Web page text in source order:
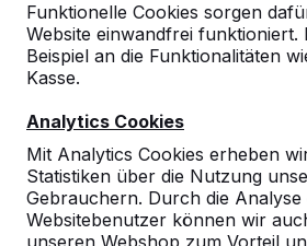
Funktionelle Cookies sorgen
Website einwandfrei funktioniert.
Beispiel an die Funktionalitäten
Kasse.
Analytics Cookies
Mit Analytics Cookies erheben
Statistiken über die Nutzung
Gebrauchern. Durch die Analyse
Websitebenutzer können wir
unseren Webshop zum Vorteil
10
Spielgerät begeistert. Wir
erstellt, damit alle Kinder, die
wollen auch an die Reihe
Uwe Hasselmann (Lehrer an
St.Georg-Schule, Goch)